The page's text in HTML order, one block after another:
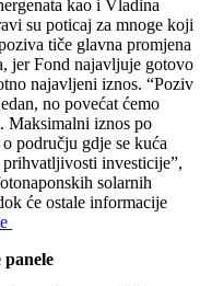
kao i Vladina
su poticaj za mnoge koji
tiče glavna promjena
jer Fond najavljuje gotovo
najavljeni iznos. “Poziv
no povećat ćemo
Maksimalni iznos po
području gdje se kuća
investicije”,
solarnih
će ostale informacije